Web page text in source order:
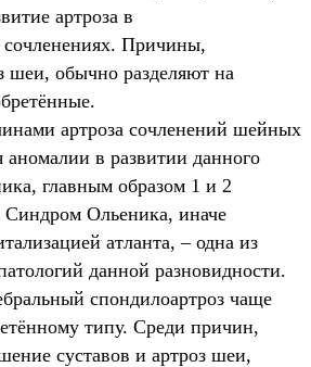
артроза в
сочленениях. Причины,
шеи, обычно разделяют на
артроза сочленений шейных
аномалии в развитии данного
главным образом 1 и 2
Ольеника, иначе
атланта, – одна из
данной разновидности.
спондилоартроз чаще
типу. Среди причин,
суставов и артроз шеи,